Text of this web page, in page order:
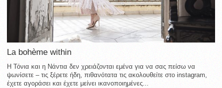
La bohème within
Η Τόνια και η Νάντια δεν χρειάζονται εμένα για να σας πείσω να
ψωνίσετε – τις ξέρετε ήδη, πιθανότατα τις ακολουθείτε στο instagram,
έχετε αγοράσει και έχετε μείνει ικανοποιημένες...